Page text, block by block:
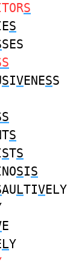
S
S
SES
SIVENESS
S
STS
SIS
AULTIVELY
E
LY